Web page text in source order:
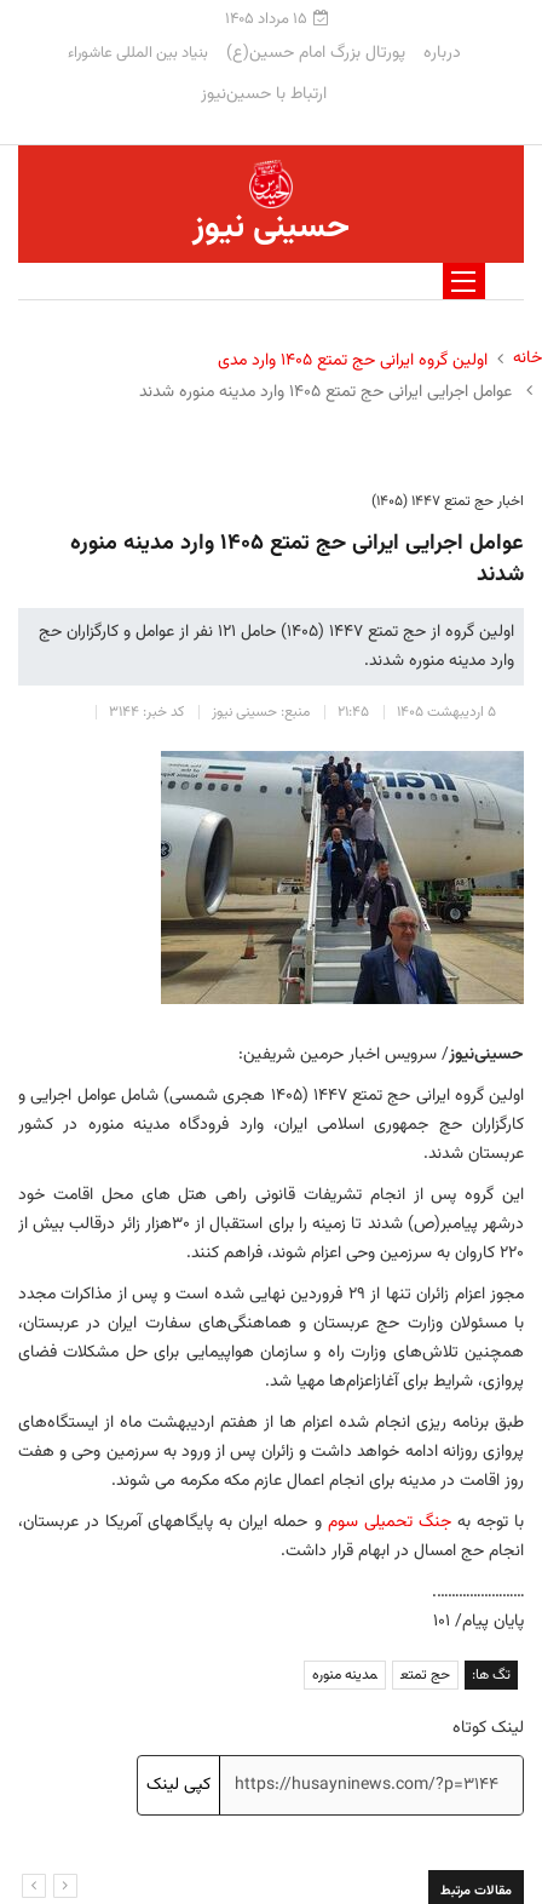
۱۵ مرداد ۱۴۰۵
درباره پورتال بزرگ امام حسین(ع) بنیاد بین المللی عاشوراء
ارتباط با حسین‌نیوز
حسینی نیوز
خانه
اولین گروه ایرانی حج تمتع ۱۴۰۵ وارد مدی
عوامل اجرایی ایرانی حج تمتع ۱۴۰۵ وارد مدینه منوره ‌شدند
اخبار حج تمتع ۱۴۴۷ (۱۴۰۵)
عوامل اجرایی ایرانی حج تمتع ۱۴۰۵ وارد مدینه منوره
‌شدند
اولین گروه از حج تمتع ۱۴۴۷ (۱۴۰۵) حامل ۱۲۱ نفر از عوامل و کارگزاران حج
وارد مدینه منوره شدند.
۵ اردیبهشت ۱۴۰۵ ۲۱:۴۵ منبع: حسینی نیوز کد خبر: ۳۱۴۴
حسینی‌نیوز/ سرویس اخبار حرمین شریفین:
اولین گروه ایرانی حج تمتع ۱۴۴۷ (۱۴۰۵ هجری شمسی) شامل عوامل اجرایی و
کارگزاران حج جمهوری اسلامی ایران، وارد فرودگاه مدینه منوره در کشور
عربستان شدند.
این گروه پس از انجام تشریفات قانونی راهی هتل های محل اقامت خود
درشهر پیامبر(ص) شدند تا زمینه را برای استقبال از ۳۰هزار زائر درقالب بیش از
۲۲۰ کاروان به سرزمین وحی اعزام شوند، فراهم کنند.
مجوز اعزام زائران تنها از ۲۹ فروردین نهایی شده است و پس از مذاکرات مجدد
با مسئولان وزارت حج عربستان و هماهنگی‌های سفارت ایران در عربستان،
همچنین تلاش‌های وزارت راه و سازمان هواپیمایی برای حل مشکلات فضای
پروازی، شرایط برای آغازاعزام‌ها مهیا شد.
طبق برنامه ریزی انجام شده اعزام‌ ها از هفتم اردیبهشت ماه از ایستگاه‌های
پروازی روزانه ادامه خواهد داشت و زائران پس از ورود به سرزمین وحی و هفت
روز اقامت در مدینه برای انجام اعمال عازم مکه مکرمه می شوند.
با توجه بهجنگ تحمیلی سوم و حمله ایران به پایگاههای آمریکا در عربستان،
انجام حج امسال در ابهام قرار داشت.
…………………….
پایان پیام/ ۱۰۱
تگ ها: حج تمتع مدینه منوره
لینک کوتاه
کپی لینک
مقالات مرتبط